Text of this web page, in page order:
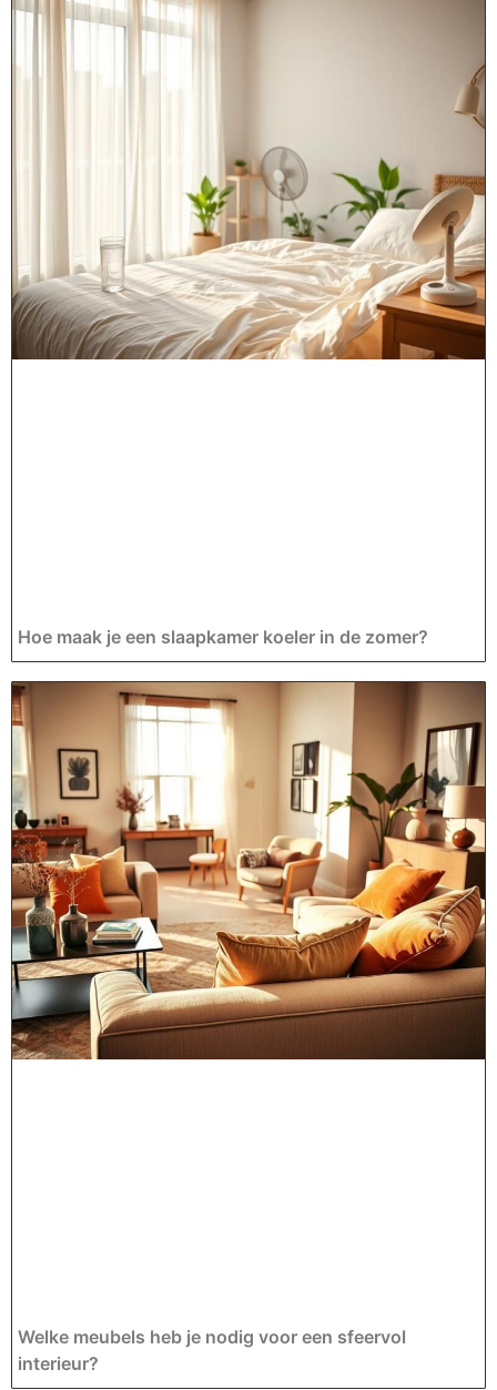
Hoe maak je een slaapkamer koeler in de zomer?
Welke meubels heb je nodig voor een sfeervol
interieur?